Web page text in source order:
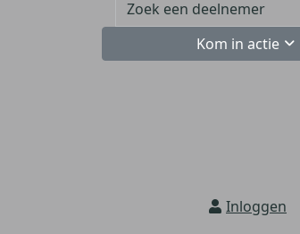
Kom in actie
Inloggen